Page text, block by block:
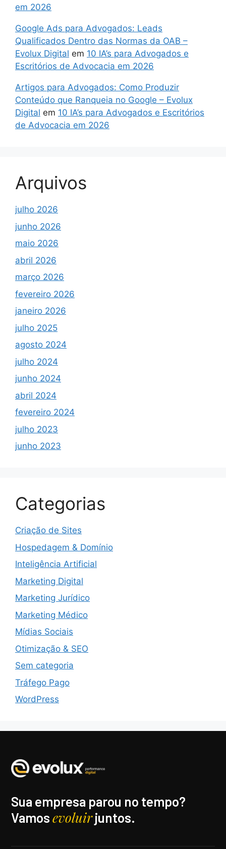
em 2026
Google Ads para Advogados: Leads
Qualificados Dentro das Normas da OAB –
Evolux Digital em 10 IA’s para Advogados e
Escritórios de Advocacia em 2026
Artigos para Advogados: Como Produzir
Conteúdo que Ranqueia no Google – Evolux
Digital em 10 IA’s para Advogados e Escritórios
de Advocacia em 2026
Arquivos
julho 2026
junho 2026
maio 2026
abril 2026
março 2026
fevereiro 2026
janeiro 2026
julho 2025
agosto 2024
julho 2024
junho 2024
abril 2024
fevereiro 2024
julho 2023
junho 2023
Categorias
Criação de Sites
Hospedagem & Domínio
Inteligência Artificial
Marketing Digital
Marketing Jurídico
Marketing Médico
Mídias Sociais
Otimização & SEO
Sem categoria
Tráfego Pago
WordPress
Sua empresa parou no tempo?
Vamosevoluirjuntos.